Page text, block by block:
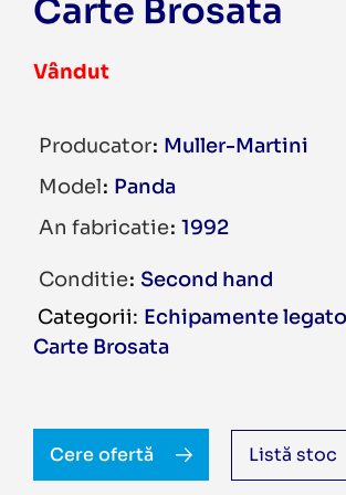
Carte Brosata
Vândut
Producator Muller-Martini
Model Panda
An fabricatie 1992
Conditie Second hand
Echipamente
Carte Brosata
Cere ofertă Listă stoc